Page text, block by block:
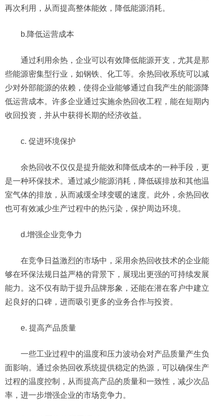
再次利用，从而提高整体能效，降低能源消耗。
b.降低运营成本
通过利用余热，企业可以有效降低能源开支，尤其是那
些能源密集型行业，如钢铁、化工等。余热回收系统可以减
少对外部能源的依赖，使得企业能够通过自我产生的能源降
低运营成本。许多企业通过实施余热回收工程，能在短期内
收回投资，并从中获得长期的经济收益。
c. 促进环境保护
余热回收不仅仅是提升能效和降低成本的一种手段，更
是一种环保技术。通过减少能源消耗，降低碳排放和其他温
室气体的排放，从而减缓全球变暖的速度。此外，余热回收
也可有效减少生产过程中的热污染，保护周边环境。
d.增强企业竞争力
在竞争日益激烈的市场中，采用余热回收技术的企业能
够在环保法规日益严格的背景下，展现出更强的可持续发展
能力。这不仅有助于提升品牌形象，还能在潜在客户中建立
起良好的口碑，进而吸引更多的业务合作与投资。
e. 提高产品质量
一些工业过程中的温度和压力波动会对产品质量产生负
面影响。通过余热回收系统提供稳定的热源，可以确保生产
过程的温度控制，从而提高产品的质量和一致性，减少次品
率，进一步增强企业的市场竞争力。